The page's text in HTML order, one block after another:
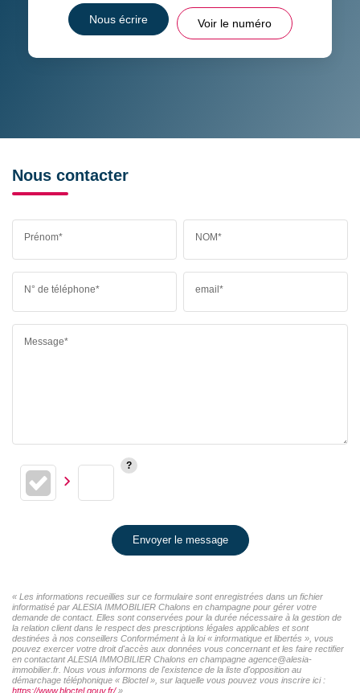
Nous écrire Voir le numéro
Nous contacter
Prénom* NOM*
N° de téléphone* email*
Message*
Envoyer le message
« Les informations recueillies sur ce formulaire sont enregistrées dans un fichier
informatisé par ALESIA IMMOBILIER Chalons en champagne pour gérer votre
demande de contact. Elles sont conservées pour la durée nécessaire à la gestion de
la relation client dans le respect des prescriptions légales applicables et sont
destinées à nos conseillers Conformément à la loi « informatique et libertés », vous
pouvez exercer votre droit d'accès aux données vous concernant et les faire rectifier
en contactant ALESIA IMMOBILIER Chalons en champagne agence@alesia-
immobilier.fr. Nous vous informons de l'existence de la liste d'opposition au
démarchage téléphonique « Bloctel », sur laquelle vous pouvez vous inscrire ici :
https://www.bloctel.gouv.fr/»